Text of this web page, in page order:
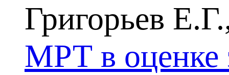
Григорьев
МРТ в оценке